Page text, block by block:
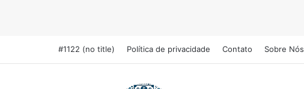
#1122 (no title) Política de privacidade Contato Sobre Nós